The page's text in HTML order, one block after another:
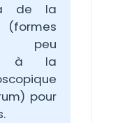
de la
à la
pour